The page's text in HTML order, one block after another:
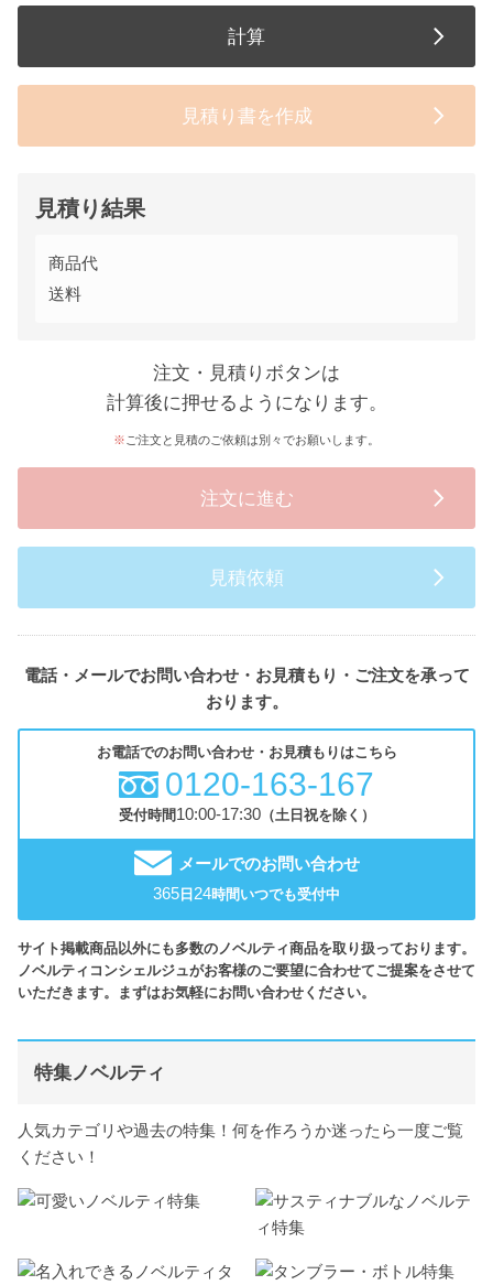
計算
見積り書を作成
見積り結果
商品代
送料
注文・見積りボタンは
計算後に押せるようになります。
ご注文と見積のご依頼は別々でお願いします。
注文に進む
見積依頼
電話・メールでお問い合わせ・お見積もり・ご注文を承って
おります。
お電話でのお問い合わせ・お見積もりはこちら
0120-163-167
受付時間10:00-17:30（土日祝を除く）
メールでのお問い合わせ
365 日 24時間いつでも受付中
サイト掲載商品以外にも多数のノベルティ商品を取り扱っております。
ノベルティコンシェルジュがお客様のご要望に合わせてご提案をさせて
いただきます。まずはお気軽にお問い合わせください。
特集ノベルティ
人気カテゴリや過去の特集！何を作ろうか迷ったら一度ご覧
ください！